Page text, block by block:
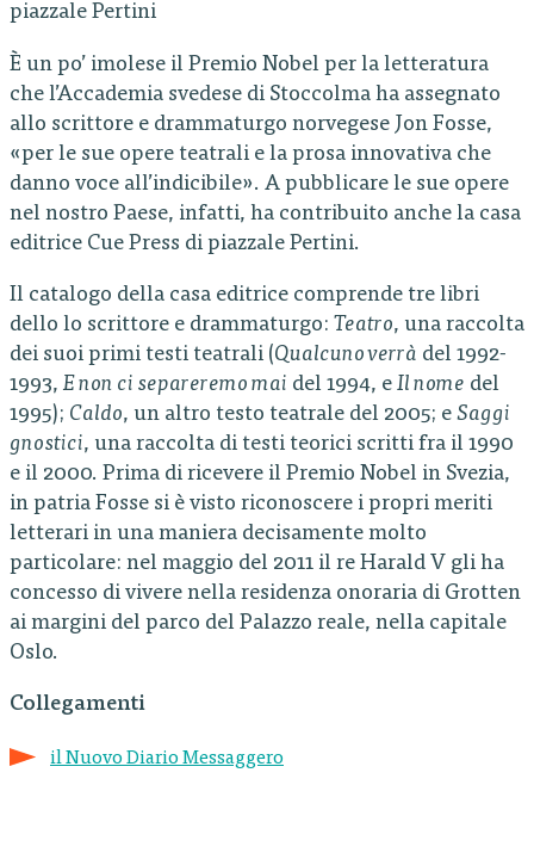
piazzale Pertini
È un po’ imolese il Premio Nobel per la letteratura
che l’Accademia svedese di Stoccolma ha assegnato
allo scrittore e drammaturgo norvegese Jon Fosse,
«per le sue opere teatrali e la prosa innovativa che
danno voce all’indicibile». A pubblicare le sue opere
nel nostro Paese, infatti, ha contribuito anche la casa
editrice Cue Press di piazzale Pertini.
Il catalogo della casa editrice comprende tre libri
dello lo scrittore e drammaturgo: Teatro, una raccolta
dei suoi primi testi teatrali (Qualcuno verrà del 1992-
1993, E non ci separeremo mai del 1994, e Il nome del
1995); Caldo, un altro testo teatrale del 2005; e Saggi
gnostici, una raccolta di testi teorici scritti fra il 1990
e il 2000. Prima di ricevere il Premio Nobel in Svezia,
in patria Fosse si è visto riconoscere i propri meriti
letterari in una maniera decisamente molto
particolare: nel maggio del 2011 il re Harald V gli ha
concesso di vivere nella residenza onoraria di Grotten
ai margini del parco del Palazzo reale, nella capitale
Oslo.
Collegamenti
il Nuovo Diario Messaggero